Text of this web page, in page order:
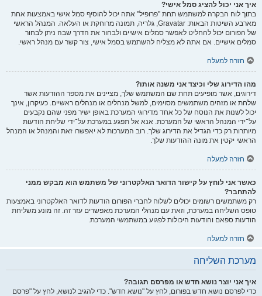
איך אני יכול להציג סמל אישי?
בתוך לוח הבקרה למשתמש תחת "פרופיל" אתה יכול להוסיף סמל אישי באמצעות אחת
מארבע השיטות הבאות: Gravatar, גלריה, תמונה מרוחקת או העלאה. המנהל הראשי
של הפורום יכול להחליט לאפשר סמלים אישיים ולבחור את הדרך שבה ניתן לבחור
סמלים אישיים. אם אתה לא מצליח להשתמש בסמל אישי, צור קשר עם מנהל ראשי.
חזרה למעלה
מהו הדירוג שלי וכיצד אני משנה אותו?
דירוגים, אשר מופיעים תחת שם המשתמש שלך, מציינים את מספר ההודעות אשר
שלחת או מזהים משתמשים מסוימים, למשל מנהלים או מנהלים ראשיים. כעיקרון, אינך
יכול לשנות את הנוסח של כל אחד מדירוגי המערכת באופן ישיר מפני שהם נקבעים
על־ידי המנהל הראשי של המערכת. אנא אל תפגע במערכת על־ידי שליחת הודעות
מיותרות רק כדי הגדיל את הדירוג שלך. רוב המערכות לא יאפשרו זאת והמנהל או המנהל
הראשי יקטין את מונה ההודעות שלך.
חזרה למעלה
כאשר אני לוחץ על קישור הדואר האלקטרוני של משתמש הוא מבקש ממני
להתחבר?
רק משתמשים רשומים יכולים לשלוח לחברי הפורום הודעות לדואר האלקטרוני באמצעות
טופס השליחה במערכת, וזאת עם מנהלי המערכת מאפשרים עזר זה. זה מונע משליחת
הודעות ספאם והודעות היכולות לפגוע במשתמשי המערכת.
חזרה למעלה
מערכת השליחה
איך אני יוצר נושא חדש או מפרסם תגובה?
כדי לפרסם נושא חדש בפורום, לחץ על "נושא חדש". כדי להגיב לנושא, לחץ על "פרסם